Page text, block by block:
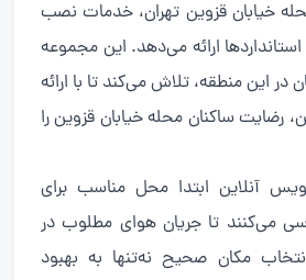
خیابان قزوین تهران، خدمات نصب
استانداردها ارائه می‌دهد. این مجموعه
در این منطقه، تلاش می‌کند تا با ارائه
ساکنان محله خیابان قزوین را
آنلاین ابتدا محل مناسب برای
می‌کنند تا جریان هوای مطلوب در
مکان صحیح نه‌تنها به بهبود